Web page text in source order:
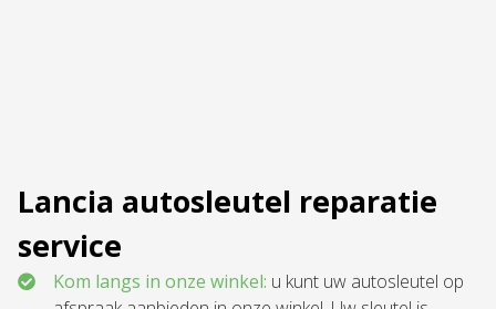
Lancia autosleutel reparatie
service
Kom langs in onze winkel: u kunt uw autosleutel op